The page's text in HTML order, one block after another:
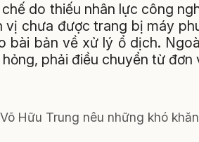
do thiếu nhân lực công
vị chưa được trang bị máy
bài bản về xử lý ổ dịch.
phải điều chuyển từ đơn
Hữu Trung nêu những khó